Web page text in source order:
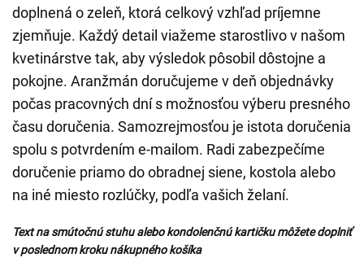
doplnená o zeleň, ktorá celkový vzhľad príjemne
zjemňuje. Každý detail viažeme starostlivo v našom
kvetinárstve tak, aby výsledok pôsobil dôstojne a
pokojne. Aranžmán doručujeme v deň objednávky
počas pracovných dní s možnosťou výberu presného
času doručenia. Samozrejmosťou je istota doručenia
spolu s potvrdením e-mailom. Radi zabezpečíme
doručenie priamo do obradnej siene, kostola alebo
na iné miesto rozlúčky, podľa vašich želaní.
Text na smútočnú stuhu alebo kondolenčnú kartičku môžete doplniť
v poslednom kroku nákupného košíka